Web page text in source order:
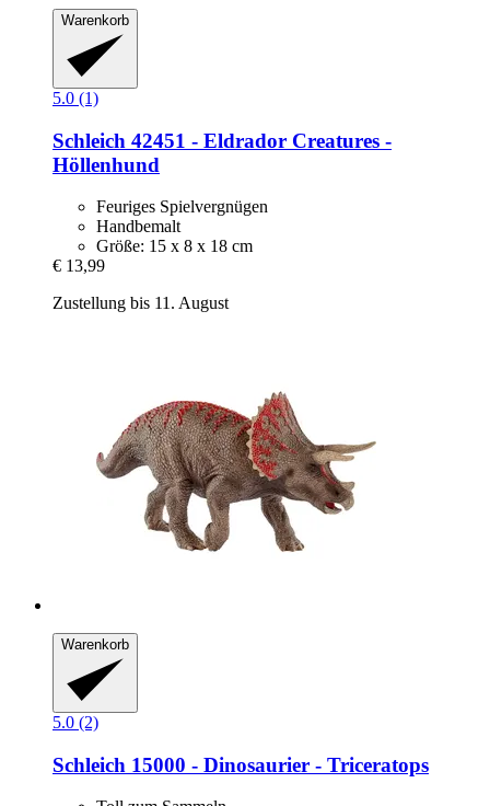
Warenkorb
5.0 (1)
Schleich 42451 -​ Eldrador Creatures -​
Höllenhund
Feuriges Spielvergnügen
Handbemalt
Größe: 15 x 8 x 18 cm
€ 13,99
Zustellung bis 11. August
Warenkorb
5.0 (2)
Schleich 15000 -​ Dinosaurier -​ Triceratops